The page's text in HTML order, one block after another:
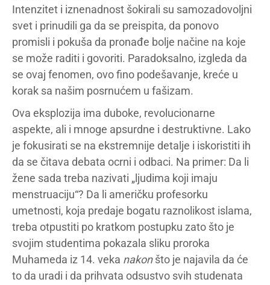
Intenzitet i iznenadnost šokirali su samozadovoljni
svet i prinudili ga da se preispita, da ponovo
promisli i pokuša da pronađe bolje načine na koje
se može raditi i govoriti. Paradoksalno, izgleda da
se ovaj fenomen, ovo fino podešavanje, kreće u
korak sa našim posrnućem u fašizam.
Ova eksplozija ima duboke, revolucionarne
aspekte, ali i mnoge apsurdne i destruktivne. Lako
je fokusirati se na ekstremnije detalje i iskoristiti ih
da se čitava debata ocrni i odbaci. Na primer: Da li
žene sada treba nazivati „ljudima koji imaju
menstruaciju“? Da li američku profesorku
umetnosti, koja predaje bogatu raznolikost islama,
treba otpustiti po kratkom postupku zato što je
svojim studentima pokazala sliku proroka
Muhameda iz 14. veka nakonšto je najavila da će
to da uradi i da prihvata odsustvo svih studenata